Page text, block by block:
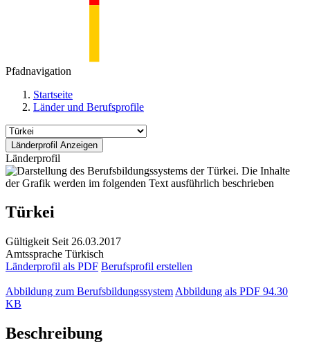
Pfadnavigation
Startseite
Länder und Berufsprofile
Länderprofil
Türkei
Gültigkeit Seit 26.03.2017
Amtssprache Türkisch
Länderprofil als PDF Berufsprofil erstellen
Abbildung zum Berufsbildungssystem Abbildung als PDF 94.30
KB
Beschreibung